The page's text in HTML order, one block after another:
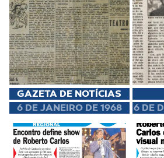
GAZETA DE NOTÍCIAS
6 DE JANEIRO DE 1968
6 DE